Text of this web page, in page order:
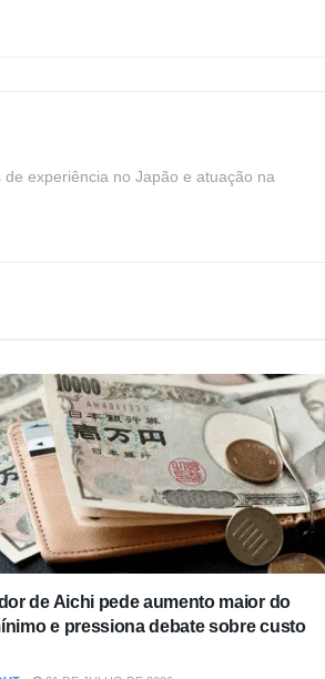
experiência no Japão e atuação na
de Aichi pede aumento maior do
e pressiona debate sobre custo